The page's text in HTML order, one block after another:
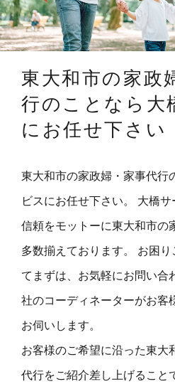
東大和市の家政
行のことなら大
にお任せ下さい
東大和市の家政婦・家事代行
ビスにお任せ下さい。 大橋
信頼をモットーに東大和市の
多数揃えております。 お困
てまずは、お気軽にお問い合
社のコーディネーターがお客
お伺いします。
お客様のご希望に沿った東大
代行をご紹介差し上げること